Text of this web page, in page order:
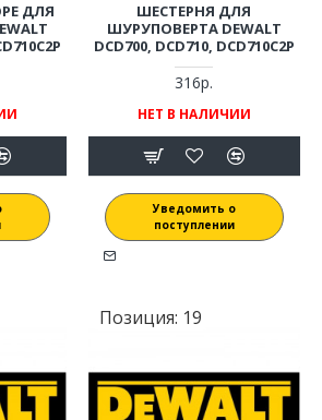
ДЛЯ
ШЕСТЕРНЯ ДЛЯ
ШУРУПОВЕРТА DEWALT
DCD700, DCD710, DCD710C2P
316р.
НЕТ В НАЛИЧИИ
Уведомить о
поступлении
Позиция: 19